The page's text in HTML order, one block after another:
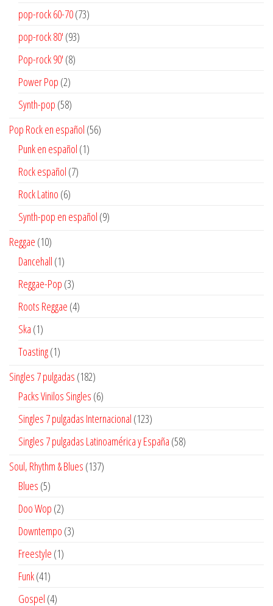
productos
pop-rock 60-70 7373
pop-rock 80' 9393
Pop-rock 90' 88
Power Pop 22
productos
Synth-pop 5858
Pop Rock en español 5656
Punk en español 11
Rock español 77
Rock Latino 66
productos
Synth-pop en español 99
Reggae 1010
productos
Dancehall 11
producto
Reggae-Pop 33
productos
Roots Reggae 44
Ska 11
producto
Toasting 11
Singles 7 pulgadas 182182
productos
Packs Vinilos Singles 66
productos
Singles 7 pulgadas Internacional 123123
productos
Singles 7 pulgadas Latinoamérica y España 5858
Soul, Rhythm & Blues 137137
Blues 55
productos
Doo Wop 22
productos
Downtempo 33
Freestyle 11
Funk 4141
productos
Gospel 44